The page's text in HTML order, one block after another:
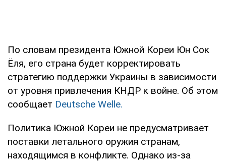
По словам президента Южной Кореи Юн Сок
Ёля, его страна будет корректировать
стратегию поддержки Украины в зависимости
от уровня привлечения КНДР к войне. Об этом
сообщает Deutsche Welle.
Политика Южной Кореи не предусматривает
поставки летального оружия странам,
находящимся в конфликте. Однако из-за